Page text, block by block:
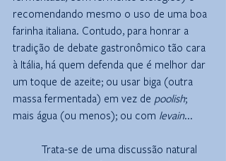
recomendando mesmo o uso de uma boa
farinha italiana. Contudo, para honrar a
tradição de debate gastronômico tão cara
à Itália, há quem defenda que é melhor dar
um toque de azeite; ou usar biga (outra
massa fermentada) em vez de poolish;
mais água (ou menos); ou com levain...
	Trata-se de
uma discussão natural